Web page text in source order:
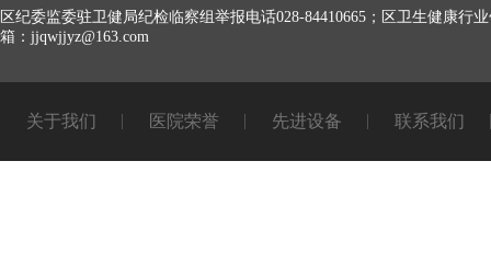
区纪委监委驻卫健局纪检临察组举报电话028-84410665；区卫生健康行
箱：jjqwjjyz@163.com
关于我们 医院荣誉 先进设备 联系我们